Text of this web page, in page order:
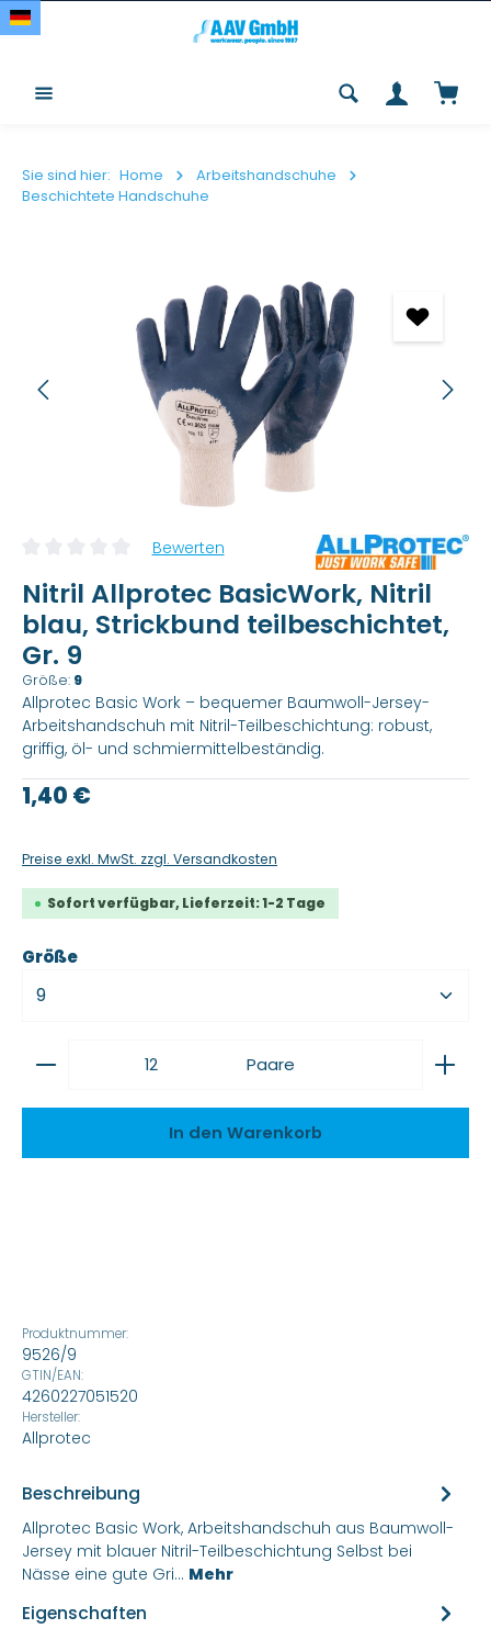
Zum Hauptinhalt springen
Sie sind hier: Home
Arbeitshandschuhe
Beschichtete Handschuhe
Durchschnittliche Bewertung von 0 von 5 Sternen
Bewerten
Nitril Allprotec BasicWork, Nitril
blau, Strickbund teilbeschichtet,
Gr. 9
Größe: 9
Allprotec Basic Work – bequemer Baumwoll-Jersey-
Arbeitshandschuh mit Nitril-Teilbeschichtung: robust,
griffig, öl- und schmiermittelbeständig.
Regulärer Preis:
1,40 €
Preise exkl. MwSt. zzgl. Versandkosten
Sofort verfügbar, Lieferzeit: 1-2 Tage
Größeauswählen
Produkt Anzahl: Gib den gewünschten Wert
Paare
In den Warenkorb
Produktnummer:
9526/9
GTIN/EAN:
4260227051520
Hersteller:
Allprotec
Beschreibung
Allprotec Basic Work, Arbeitshandschuh aus Baumwoll-
Jersey mit blauer Nitril-Teilbeschichtung Selbst bei
Nässe eine gute Gri… Mehr
Eigenschaften